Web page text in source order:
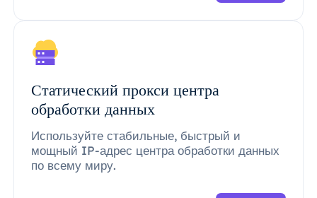
Статический прокси центра
обработки данных
Используйте стабильные, быстрый и
мощный IP-адрес центра обработки данных
по всему миру.